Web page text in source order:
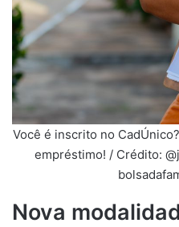
Você é inscrito no
empréstimo! / Crédito:
Nova